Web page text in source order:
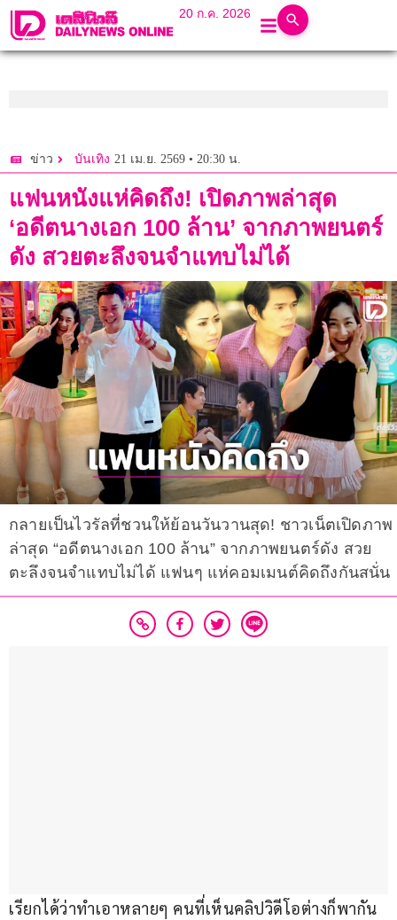
20 ก.ค. 2026
ข่าว บันเทิง 21 เม.ย. 2569 • 20:30 น.
แฟนหนังแห่คิดถึง! เปิดภาพล่าสุด
‘อดีตนางเอก 100 ล้าน’ จากภาพยนตร์
ดัง สวยตะลึงจนจำแทบไม่ได้
กลายเป็นไวรัลที่ชวนให้ย้อนวันวานสุด! ชาวเน็ตเปิดภาพ
ล่าสุด “อดีตนางเอก 100 ล้าน” จากภาพยนตร์ดัง สวย
ตะลึงจนจำแทบไม่ได้ แฟนๆ แห่คอมเมนต์คิดถึงกันสนั่น
เรียกได้ว่าทำเอาหลายๆ คนที่เห็นคลิปวิดีโอต่างก็พากัน